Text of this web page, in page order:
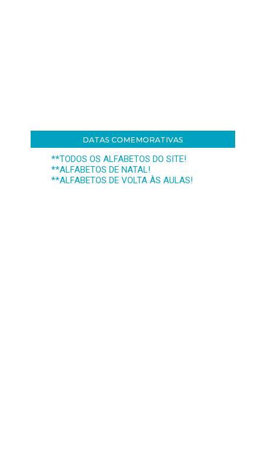
DATAS COMEMORATIVAS
**TODOS OS ALFABETOS DO SITE!
**ALFABETOS DE NATAL!
**ALFABETOS DE VOLTA ÀS AULAS!